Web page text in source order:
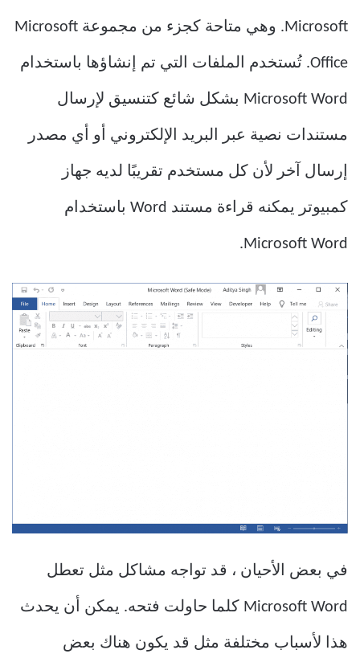
Microsoft. وهي متاحة كجزء من مجموعة Microsoft
Office. تُستخدم الملفات التي تم إنشاؤها باستخدام
Microsoft Word بشكل شائع كتنسيق لإرسال
مستندات نصية عبر البريد الإلكتروني أو أي مصدر
إرسال آخر لأن كل مستخدم تقريبًا لديه جهاز
كمبيوتر يمكنه قراءة مستند Word باستخدام
Microsoft Word.
في بعض الأحيان ، قد تواجه مشاكل مثل تعطل
Microsoft Word كلما حاولت فتحه. يمكن أن يحدث
هذا لأسباب مختلفة مثل قد يكون هناك بعض